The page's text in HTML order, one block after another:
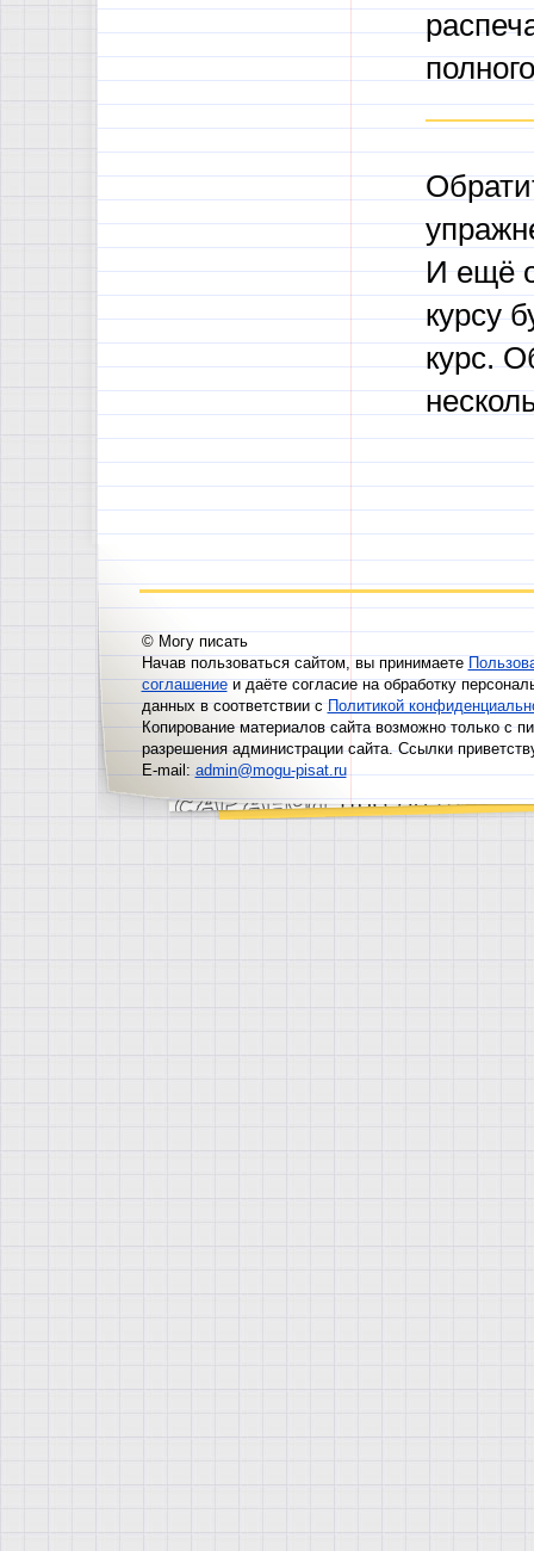
И ещё
курсу
курс.
© Могу писать
Начав пользоваться сайтом, вы принимаете
соглашениеи даёте согласие на обработку
данных в соответствии сПолитикой
Копирование материалов сайта возможно только с
разрешения администрации сайта. Ссылки
E-mail:admin@mogu-pisat.ru